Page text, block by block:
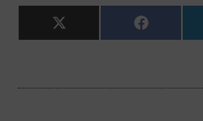
X
(Twitter)
Facebook